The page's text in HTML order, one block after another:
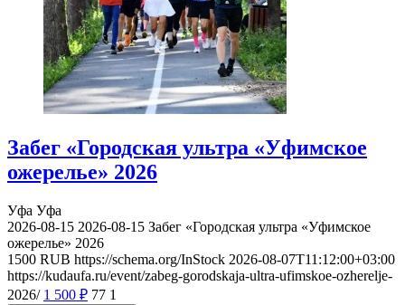
Забег «Городская ультра «Уфимское
ожерелье» 2026
Уфа Уфа
2026-08-15 2026-08-15 Забег «Городская ультра «Уфимское
ожерелье» 2026
1500 RUB https://schema.org/InStock 2026-08-07T11:12:00+03:00
https://kudaufa.ru/event/zabeg-gorodskaja-ultra-ufimskoe-ozherelje-
2026/ 1 500 ₽ 77 1